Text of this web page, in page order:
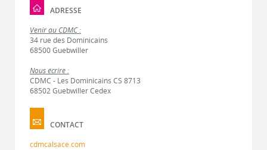
ADRESSE
Venir au CDMC :
34 rue des Dominicains
68500 Guebwiller
Nous écrire :
CDMC - Les Dominicains CS 8713
68502 Guebwiller Cedex
CONTACT
cdmcalsace.com